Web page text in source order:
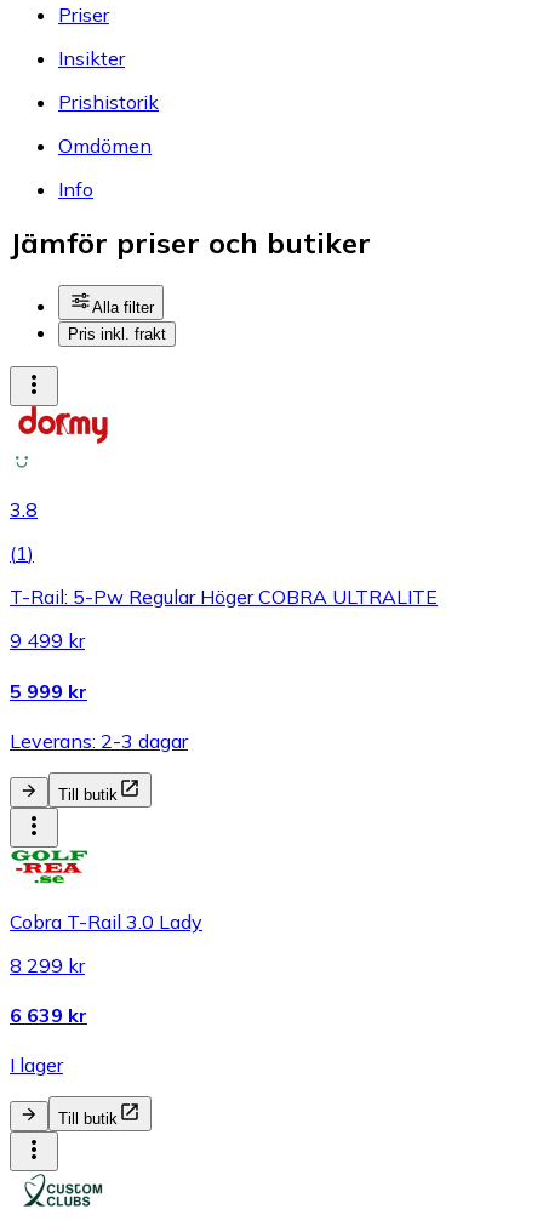
Priser
Insikter
Prishistorik
Omdömen
Info
Jämför priser och butiker
Alla filter
Pris inkl. frakt
3.8
(1)
T-Rail: 5-Pw Regular Höger COBRA ULTRALITE
9 499 kr
5 999 kr
Leverans: 2-3 dagar
Till butik
Cobra T-Rail 3.0 Lady
8 299 kr
6 639 kr
I lager
Till butik